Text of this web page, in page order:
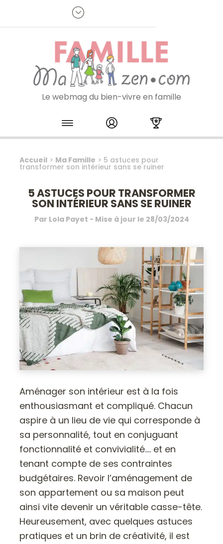
Je m'inscris à la newsletter
Le webmag du bien-vivre en famille
Skip to content
Accueil > Ma Famille > 5 astuces pour
transformer son intérieur sans se ruiner
5 ASTUCES POUR TRANSFORMER
SON INTÉRIEUR SANS SE RUINER
Par Lola Payet - Mise à jour le 28/03/2024
Aménager son intérieur est à la fois
enthousiasmant et compliqué. Chacun
aspire à un lieu de vie qui corresponde à
sa personnalité, tout en conjuguant
fonctionnalité et convivialité…. et en
tenant compte de ses contraintes
budgétaires. Revoir l’aménagement de
son appartement ou sa maison peut
ainsi vite devenir un véritable casse-tête.
Heureusement, avec quelques astuces
pratiques et un brin de créativité, il est
Panneau de gestion des cookies